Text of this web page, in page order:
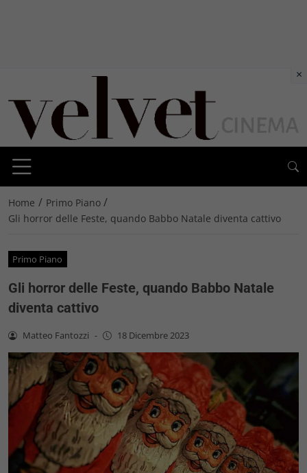
Home / Primo Piano /
Gli horror delle Feste, quando Babbo Natale diventa cattivo
Primo Piano
Gli horror delle Feste, quando Babbo Natale
diventa cattivo
Matteo Fantozzi - 18 Dicembre 2023
×